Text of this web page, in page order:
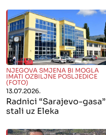
" alt="">
NJEGOVA SMJENA BI MOGLA
IMATI OZBILJNE POSLJEDICE
(FOTO)
13.07.2026.
Radnici “Sarajevo-gasa”
stali uz Eleka